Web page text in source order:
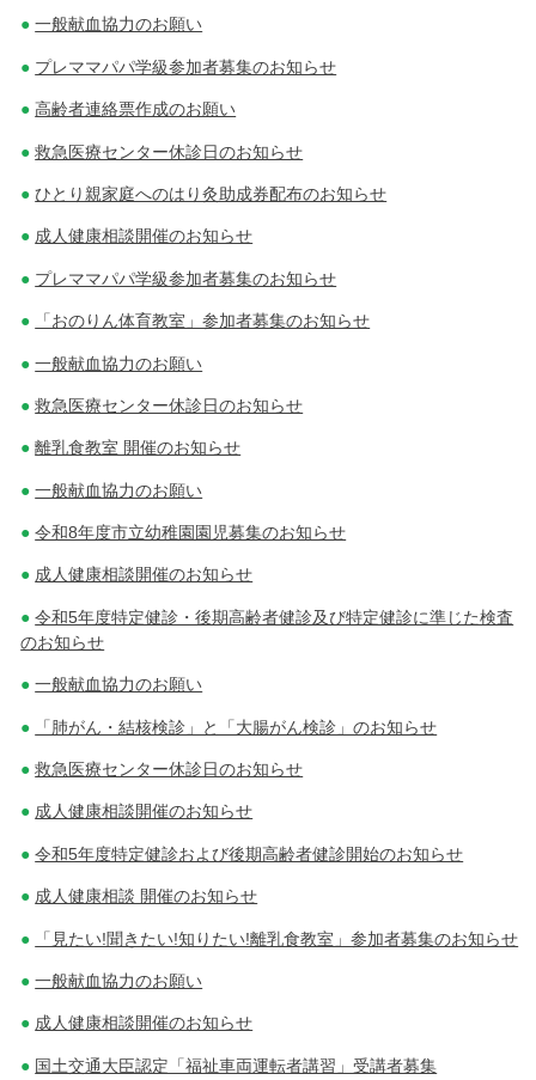
一般献血協力のお願い
プレママパパ学級参加者募集のお知らせ
高齢者連絡票作成のお願い
救急医療センター休診日のお知らせ
ひとり親家庭へのはり灸助成券配布のお知らせ
成人健康相談開催のお知らせ
プレママパパ学級参加者募集のお知らせ
「おのりん体育教室」参加者募集のお知らせ
一般献血協力のお願い
救急医療センター休診日のお知らせ
離乳食教室 開催のお知らせ
一般献血協力のお願い
令和8年度市立幼稚園園児募集のお知らせ
成人健康相談開催のお知らせ
令和5年度特定健診・後期高齢者健診及び特定健診に準じた検査
のお知らせ
一般献血協力のお願い
「肺がん・結核検診」と「大腸がん検診」のお知らせ
救急医療センター休診日のお知らせ
成人健康相談開催のお知らせ
令和5年度特定健診および後期高齢者健診開始のお知らせ
成人健康相談 開催のお知らせ
「見たい!聞きたい!知りたい!離乳食教室」参加者募集のお知らせ
一般献血協力のお願い
成人健康相談開催のお知らせ
国土交通大臣認定「福祉車両運転者講習」受講者募集